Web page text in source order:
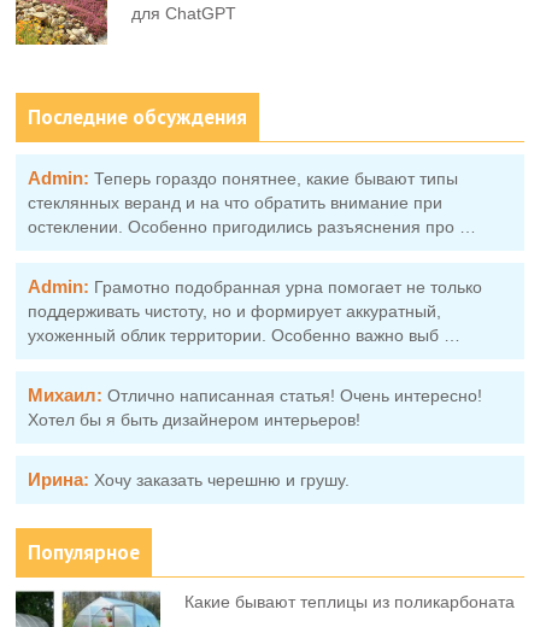
для ChatGPT
Последние обсуждения
Admin: Теперь гораздо понятнее, какие бывают типы
стеклянных веранд и на что обратить внимание при
остеклении. Особенно пригодились разъяснения про …
Admin: Грамотно подобранная урна помогает не только
поддерживать чистоту, но и формирует аккуратный,
ухоженный облик территории. Особенно важно выб …
Михаил: Отлично написанная статья! Очень интересно!
Хотел бы я быть дизайнером интерьеров!
Ирина: Хочу заказать черешню и грушу.
Популярное
Какие бывают теплицы из поликарбоната